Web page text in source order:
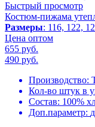
Быстрый просмотр
Костюм-пижама
Размеры: 116, 122,
Цена оптом
655 руб.
490 руб.
Производство:
Кол-во штук в
Состав: 100%
Доп.параметр: